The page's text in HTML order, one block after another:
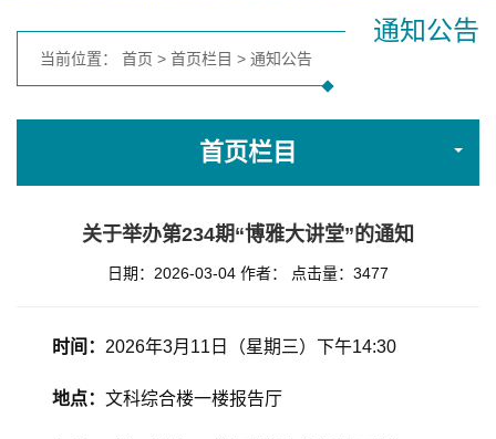
通知公告
当前位置： 首页 > 首页栏目 > 通知公告
首页栏目
关于举办第234期“博雅大讲堂”的通知
日期：2026-03-04 作者： 点击量： 3477
时间： 2026年3月11日（星期三）下午14:30
地点： 文科综合楼一楼报告厅